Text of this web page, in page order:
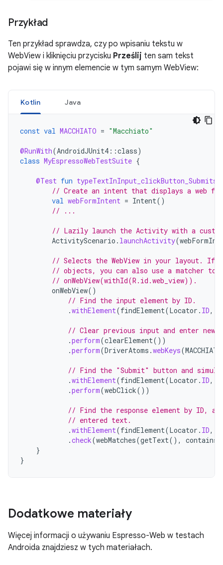
Przykład
Ten przykład sprawdza, czy po wpisaniu tekstu w
WebView i kliknięciu przycisku Prześlij ten sam tekst
pojawi się w innym elemencie w tym samym WebView:
Kotlin Java
const val MACCHIATO = "Macchiato"
@RunWith(AndroidJUnit4 ::class)
class MyEspressoWebTestSuite {
@Test fun
// Create an intent that displays a web
val webFormIntent = Intent()
// ...
// Lazily launch the Activity with a
ActivityScenario . launchActivity(
// Selects the WebView in your layout. If
// objects, you can also use a matcher to
// onWebView(withId(R.id.web_view)).
onWebView()
// Find the input element by ID.
.withElement(findElement(Locator . ID,
// Clear previous input and enter
.perform(clearElement())
.perform(DriverAtoms .webKeys(MACCHIATO
// Find the "Submit" button and
.withElement(findElement(Locator . ID,
.perform(webClick())
// Find the response element by ID,
// entered text.
.withElement(findElement(Locator . ID,
.check(webMatches(getText(),
}
}
Dodatkowe materiały
Więcej informacji o używaniu Espresso-Web w testach
Androida znajdziesz w tych materiałach.